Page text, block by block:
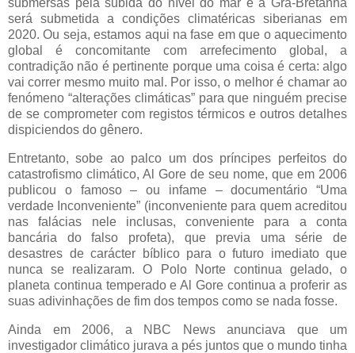
submersas pela subida do nível do mar e a Grã-Bretanha
será submetida a condições climatéricas siberianas em
2020. Ou seja, estamos aqui na fase em que o aquecimento
global é concomitante com arrefecimento global, a
contradição não é pertinente porque uma coisa é certa: algo
vai correr mesmo muito mal. Por isso, o melhor é chamar ao
fenómeno “alterações climáticas” para que ninguém precise
de se comprometer com registos térmicos e outros detalhes
dispiciendos do gênero.
Entretanto, sobe ao palco um dos príncipes perfeitos do
catastrofismo climático, Al Gore de seu nome, que em 2006
publicou o famoso – ou infame – documentário “Uma
verdade Inconveniente” (inconveniente para quem acreditou
nas falácias nele inclusas, conveniente para a conta
bancária do falso profeta), que previa uma série de
desastres de carácter bíblico para o futuro imediato que
nunca se realizaram. O Polo Norte continua gelado, o
planeta continua temperado e Al Gore continua a proferir as
suas adivinhações de fim dos tempos como se nada fosse.
Ainda em 2006, a NBC News anunciava que um
investigador climático jurava a pés juntos que o mundo tinha